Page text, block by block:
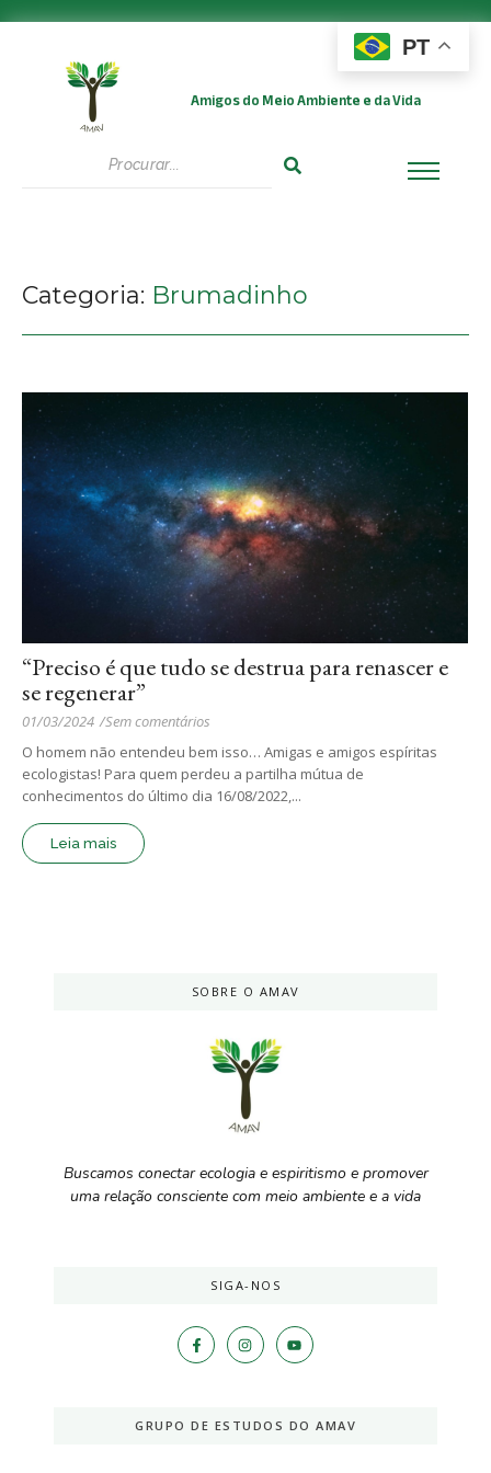
Amigos do Meio Ambiente e da Vida
Categoria: Brumadinho
“Preciso é que tudo se destrua para renascer e
se regenerar”
01/03/2024 /Sem comentários
O homem não entendeu bem isso… Amigas e amigos espíritas
ecologistas! Para quem perdeu a partilha mútua de
conhecimentos do último dia 16/08/2022,...
Leia mais
SOBRE O AMAV
Buscamos conectar ecologia e espiritismo e promover
uma relação consciente com meio ambiente e a vida
SIGA-NOS
GRUPO DE ESTUDOS DO AMAV
PT